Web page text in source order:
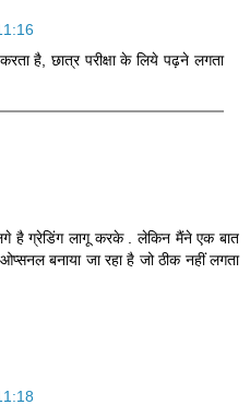
करता है, छात्र परीक्षा के लिये पढ़ने लगता
लगे है ग्रेडिंग लागू करके . लेकिन मैंने एक बात
बनाया जा रहा है जो ठीक नहीं लगता